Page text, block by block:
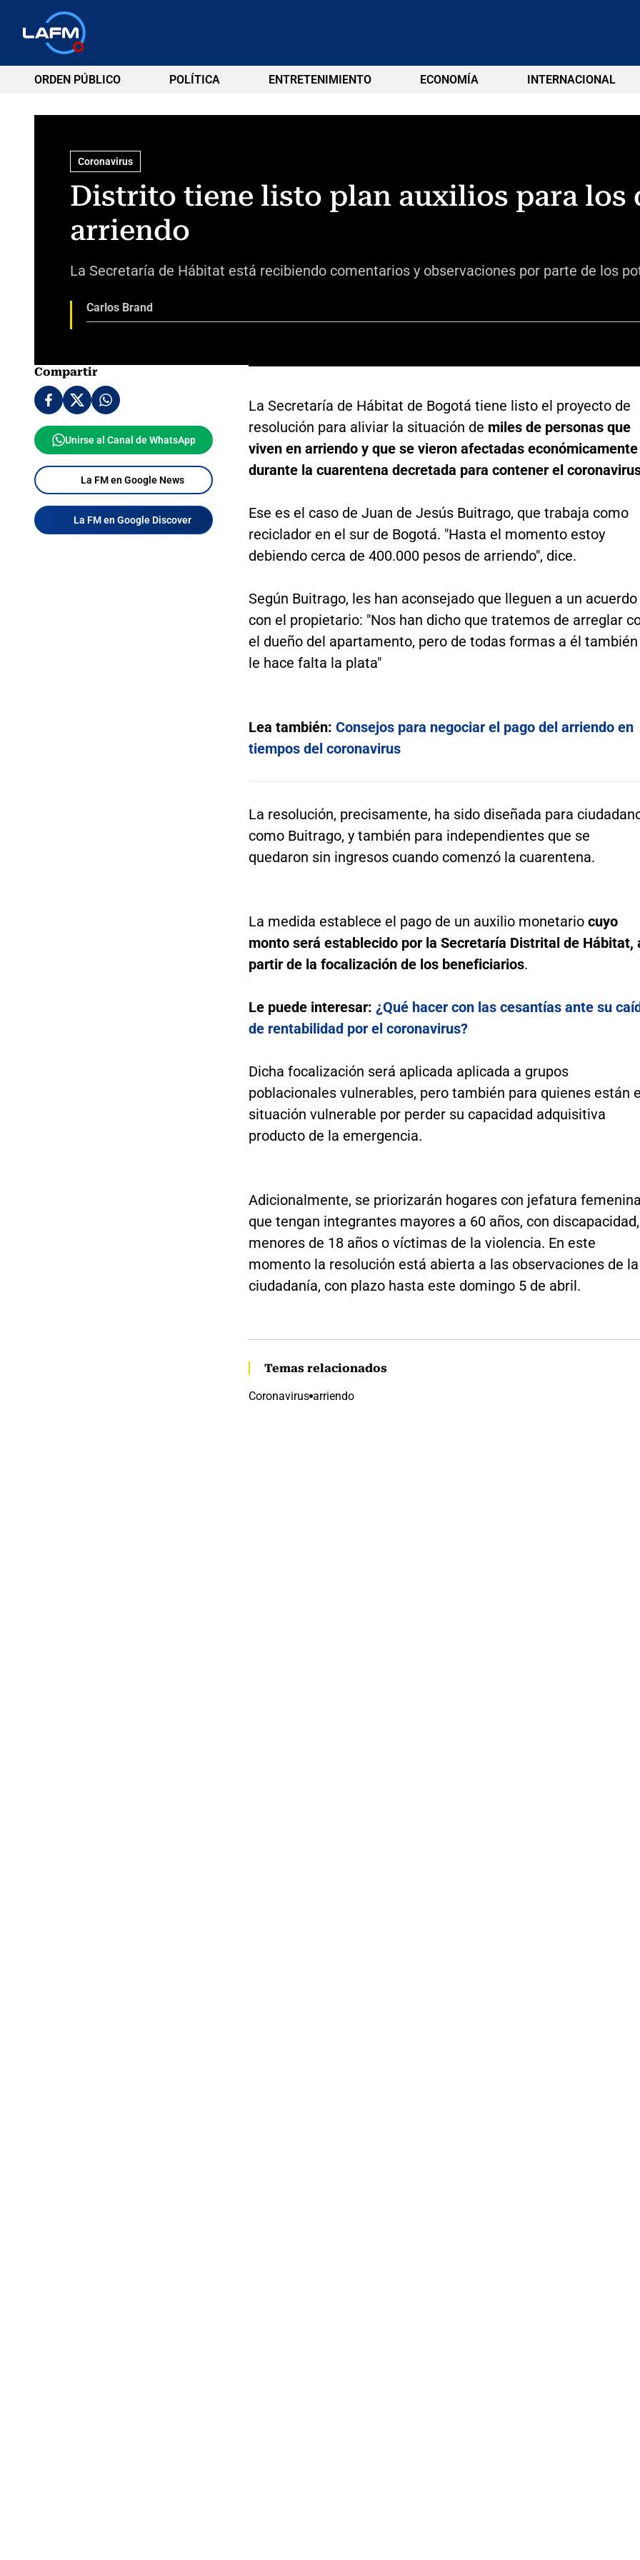
ORDEN PÚBLICO POLÍTICA ENTRETENIMIENTO ECONOMÍA INTERNACIONAL
Coronavirus
Distrito tiene listo plan auxilios para los
arriendo
La Secretaría de Hábitat está recibiendo comentarios y observaciones por parte de los
Carlos Brand
Compartir
Unirse al Canal de WhatsApp
La FM en Google News
La FM en Google Discover
La Secretaría de Hábitat de Bogotá tiene listo el proyecto de
resolución para aliviar la situación de miles de personas que
viven en arriendo y que se vieron afectadas económicamente
durante la cuarentena decretada para contener el
Ese es el caso de Juan de Jesús Buitrago, que trabaja como
reciclador en el sur de Bogotá. "Hasta el momento estoy
debiendo cerca de 400.000 pesos de arriendo", dice.
Según Buitrago, les han aconsejado que lleguen a un acuerdo
con el propietario: "Nos han dicho que tratemos de arreglar
el dueño del apartamento, pero de todas formas a él también
le hace falta la plata"
Lea también: Consejos para negociar el pago del arriendo en
tiempos del coronavirus
La resolución, precisamente, ha sido diseñada para
como Buitrago, y también para independientes que se
quedaron sin ingresos cuando comenzó la cuarentena.
La medida establece el pago de un auxilio monetario cuyo
monto será establecido por la Secretaría Distrital de Hábitat,
partir de la focalización de los beneficiarios.
Le puede interesar: ¿Qué hacer con las cesantías ante su
de rentabilidad por el coronavirus?
Dicha focalización será aplicada aplicada a grupos
poblacionales vulnerables, pero también para quienes están
situación vulnerable por perder su capacidad adquisitiva
producto de la emergencia.
Adicionalmente, se priorizarán hogares con jefatura
que tengan integrantes mayores a 60 años, con discapacidad,
menores de 18 años o víctimas de la violencia. En este
momento la resolución está abierta a las observaciones de la
ciudadanía, con plazo hasta este domingo 5 de abril.
Temas relacionados
Coronavirus arriendo